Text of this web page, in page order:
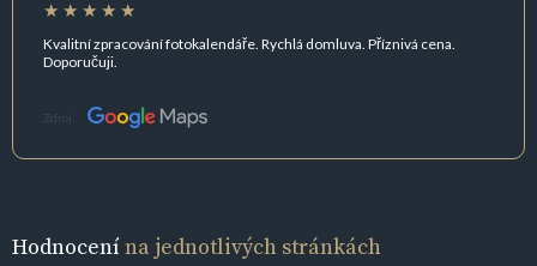
Kvalitní zpracování fotokalendáře. Rychlá domluva. Příznivá cena.
Doporučuji.
Zdroj:
Hodnocenína jednotlivých stránkách